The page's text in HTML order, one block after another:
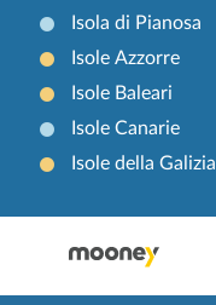
Isola di Pianosa
Isole Azzorre
Isole Baleari
Isole Canarie
Isole della Galizia